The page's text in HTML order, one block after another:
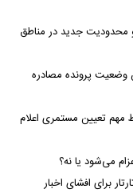
جدید در مناطق
وضعیت پرونده مصادره
تعیین مستمری اعلام
می‌شود یا نه؟
برای افشای اخبار